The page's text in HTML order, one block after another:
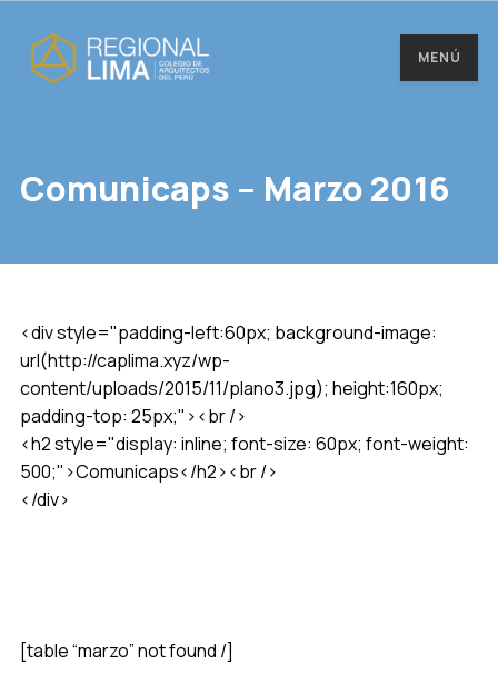
MENÚ
Comunicaps – Marzo 2016
<div style="padding-left:60px; background-image:
url(http://caplima.xyz/wp-
content/uploads/2015/11/plano3.jpg); height:160px;
padding-top: 25px;"><br />
<h2 style="display: inline; font-size: 60px; font-weight:
500;">Comunicaps</h2><br />
</div>
[table “marzo” not found /]